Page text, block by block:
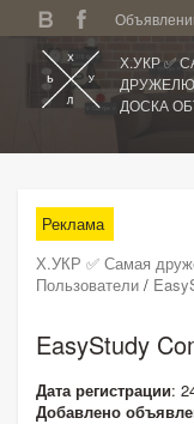
Х.УКР ✅
ДОСКА
Все регионы
Категории
Избранное
Поиск по сайту
Реклама
Х.УКР ✅ Самая
Пользователи /
EasyStudy
Дата регистрации:
Добавлено